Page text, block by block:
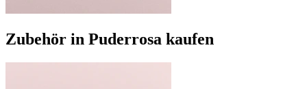
Zubehör in Puderrosa kaufen